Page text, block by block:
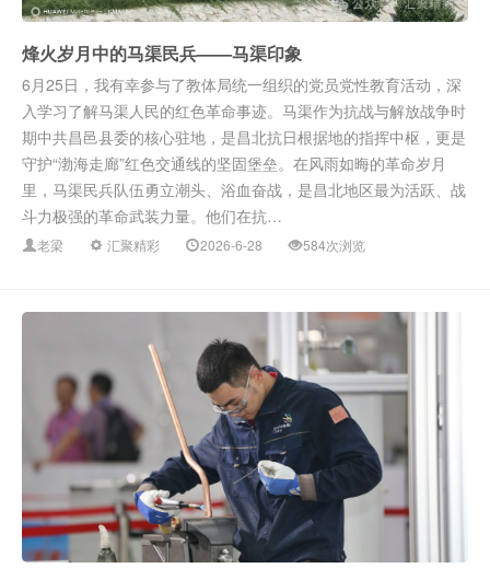
烽火岁月中的马渠民兵——马渠印象
6月25日，我有幸参与了教体局统一组织的党员党性教育活动，深
入学习了解马渠人民的红色革命事迹。马渠作为抗战与解放战争时
期中共昌邑县委的核心驻地，是昌北抗日根据地的指挥中枢，更是
守护“渤海走廊”红色交通线的坚固堡垒。在风雨如晦的革命岁月
里，马渠民兵队伍勇立潮头、浴血奋战，是昌北地区最为活跃、战
斗力极强的革命武装力量。他们在抗…
老梁 汇聚精彩 2026-6-28 584次浏览